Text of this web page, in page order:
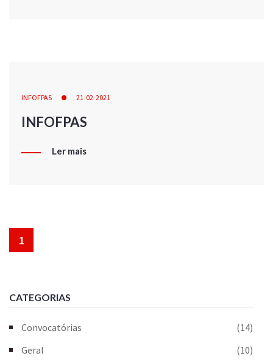
INFOFPAS 21-02-2021
INFOFPAS
Ler mais
1
CATEGORIAS
Convocatórias
(14)
Geral
(10)